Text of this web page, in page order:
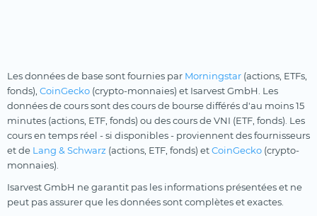
Les données de base sont fournies par Morningstar (actions, ETFs,
fonds), CoinGecko (crypto-monnaies) et Isarvest GmbH. Les
données de cours sont des cours de bourse différés d'au moins 15
minutes (actions, ETF, fonds) ou des cours de VNI (ETF, fonds). Les
cours en temps réel - si disponibles - proviennent des fournisseurs
et de Lang & Schwarz (actions, ETF, fonds) etCoinGecko (crypto-
monnaies).
Isarvest GmbH ne garantit pas les informations présentées et ne
peut pas assurer que les données sont complètes et exactes.